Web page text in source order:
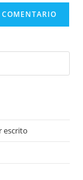
escrito